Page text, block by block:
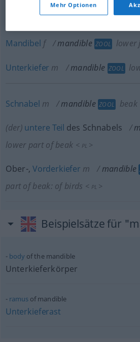
Mandibel f mandible ZOOL lower
Unterkiefer m mandible ZOOL
Schnabel m mandible ZOOL beak
(der) untere Teil des Schnabels
lower part of beak < PL >
Ober-, Vorderkiefer m mandible
part of beak: of birds < PL >
Beispielsätze für
bodyof the mandible
Unterkieferkörper
ramusof mandible
Unterkieferast
Mehr Optionen